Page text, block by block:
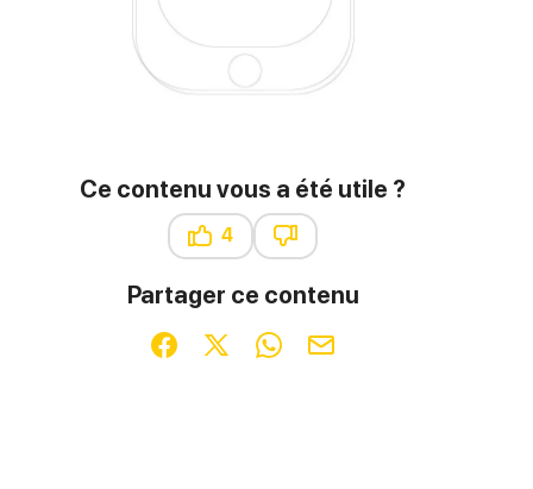
Ce contenu vous a été utile ?
4
Partager ce contenu
Partager sur Facebook (nouvelle fenêtre)
Partager sur X / Twitter (nouvelle
Partager sur WhatsApp
Partager par mail